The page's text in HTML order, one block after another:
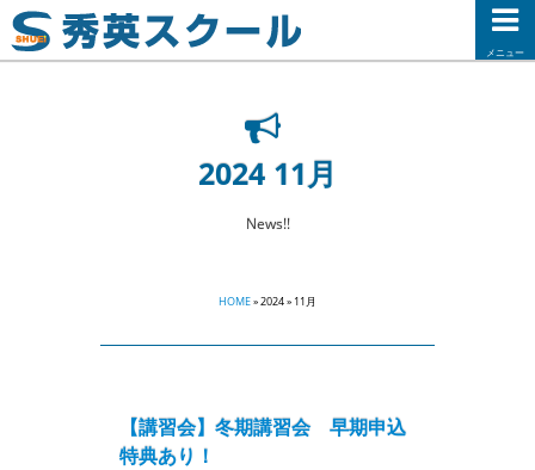
メニュー
2024 11月
News!!
HOME» 2024 » 11月
【講習会】冬期講習会 早期申込
特典あり！